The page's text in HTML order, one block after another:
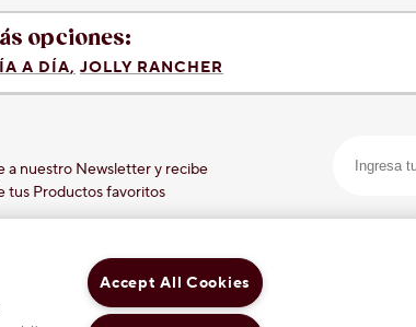
opciones:
A DÍA JOLLY RANCHER
a nuestro Newsletter y recibe
tus Productos favoritos
Accept All Cookies